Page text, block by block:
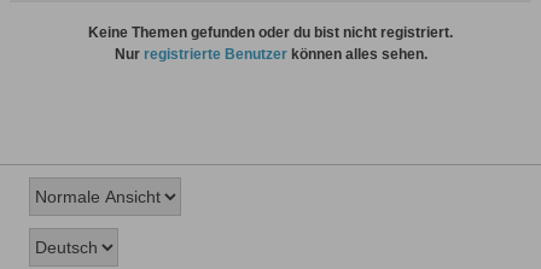
Keine Themen gefunden oder du bist nicht registriert.
Nur registrierte Benutzerkönnen alles sehen.